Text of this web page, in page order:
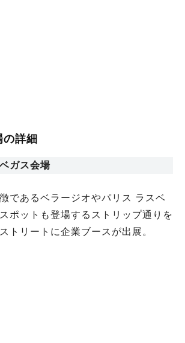
詳細
ガス会場
であるベラージオやパリス ラスベ
ポットも登場するストリップ通りを
トリートに企業ブースが出展。